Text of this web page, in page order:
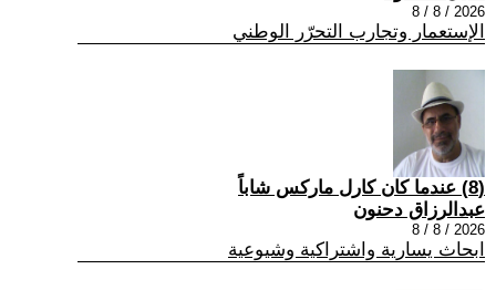
2026 / 8 / 8
الإستعمار وتجارب التحرّر الوطني
(8) عندما كان كارل ماركس شاباً
عبدالرزاق دحنون
2026 / 8 / 8
ابحاث يسارية واشتراكية وشيوعية